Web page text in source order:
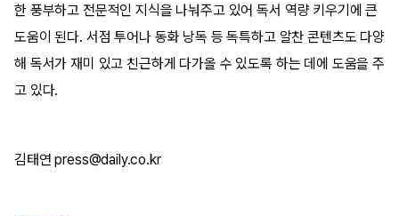
한 풍부하고 전문적인 지식을 나눠주고 있어 독서 역량 키우기에 큰
도움이 된다. 서점 투어나 동화 낭독 등 독특하고 알찬 콘텐츠도 다양
해 독서가 재미 있고 친근하게 다가올 수 있도록 하는 데에 도움을 주
고 있다.
김태연 press@daily.co.kr